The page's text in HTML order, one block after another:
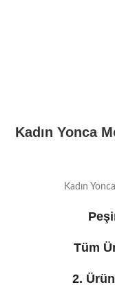
Kadın Yonca
Kadın
Tüm
2.